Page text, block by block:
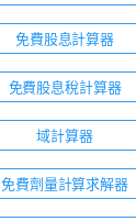
免費股息計算器
免費股息稅計算器
域計算器
免費劑量計算求解器